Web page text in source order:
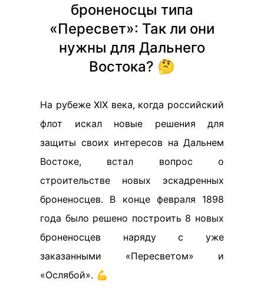
броненосцы типа
«Пересвет»: Так ли они
нужны для Дальнего
Востока? 🤔
На рубеже XIX века, когда российский
флот искал новые решения для
защиты своих интересов на Дальнем
Востоке, встал вопрос о
строительстве новых эскадренных
броненосцев. В конце февраля 1898
года было решено построить 8 новых
броненосцев наряду с уже
заказанными «Пересветом» и
«Ослябой». 💪